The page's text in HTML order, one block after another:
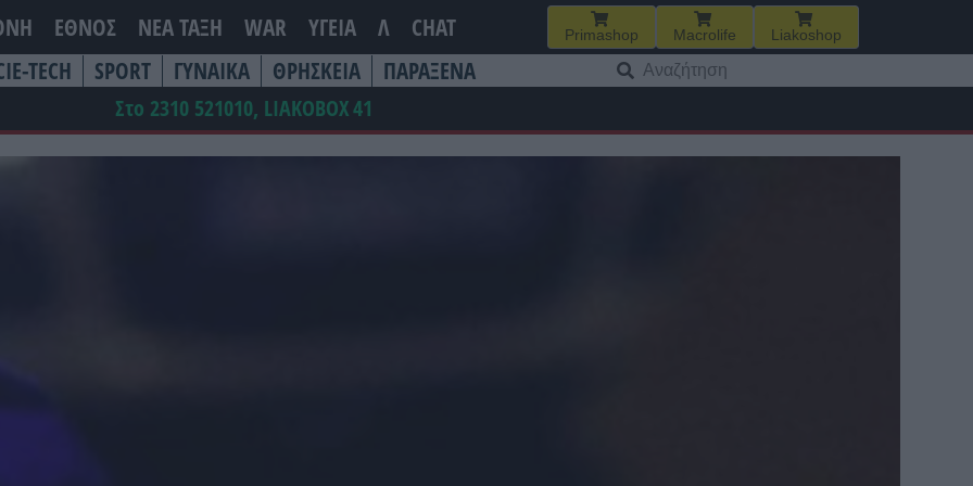
ΕΘΝΟΣ ΝΕΑ ΤΆΞΗ WAR ΥΓΕΙΑ Λ CHAT Primashop Macrolife Liakoshop
TECH SPORT ΓΥΝΑΙΚΑ ΘΡΗΣΚΕΙΑ ΠΑΡΑΞΕΝΑ
για:
Στο 2310 521010, LIAKOBOX41